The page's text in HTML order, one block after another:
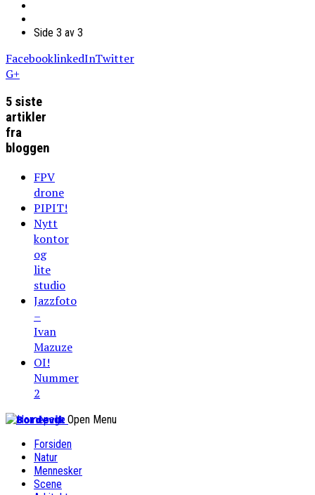
Side 3 av 3
FacebooklinkedInTwitter
G+
5 siste
artikler
fra
bloggen
FPV
drone
PIPIT!
Nytt
kontor
og
lite
studio
Jazzfoto
–
Ivan
Mazuze
OI!
Nummer
2
Bordevik Open Menu
Forsiden
Natur
Mennesker
Scene